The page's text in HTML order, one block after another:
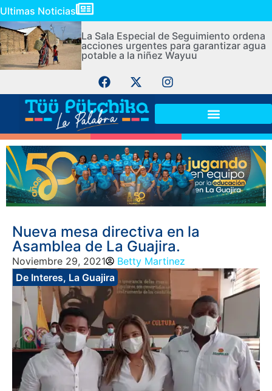
Ultimas Noticias
La Sala Especial de Seguimiento ordena
acciones urgentes para garantizar agua
potable a la niñez Wayuu
Nueva mesa directiva en la
Asamblea de La Guajira.
Noviembre 29, 2021
Betty Martinez
De Interes, La Guajira